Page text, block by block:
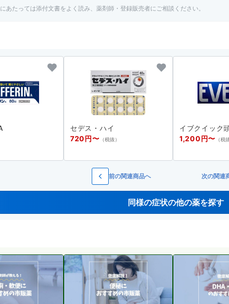
だし、 医師又は歯科医師の治療を受けている人は主治医にご
あたっては添付文書をよく読み、薬剤師・登録販売者にご相談ください。
セデス・ハイ
720円〜 （税抜）
イブクイック
1,200円〜 （税
前の関連商品へ 次の関連
同様の症状の他の薬を探す